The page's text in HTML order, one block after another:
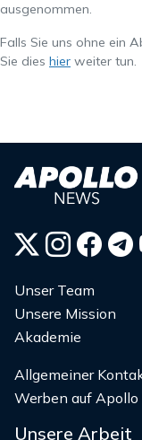
ausgenommen.
Falls Sie uns ohne ein
Sie dies hier weiter tun.
Unser Team
Unsere Mission
Akademie
Allgemeiner
Werben auf Apollo
Unsere Arbeit